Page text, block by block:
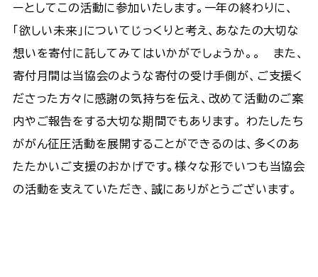
ーとしてこの活動に参加いたします。一年の終わりに、
「欲しい未来」についてじっくりと考え、あなたの大切な
想いを寄付に託してみてはいかがでしょうか。。 また、
寄付月間は当協会のような寄付の受け手側が、ご支援く
ださった方々に感謝の気持ちを伝え、改めて活動のご案
内やご報告をする大切な期間でもあります。 わたしたち
ががん征圧活動を展開することができるのは、多くのあ
たたかいご支援のおかげです。様々な形でいつも当協会
の活動を支えていただき、誠にありがとうございます。